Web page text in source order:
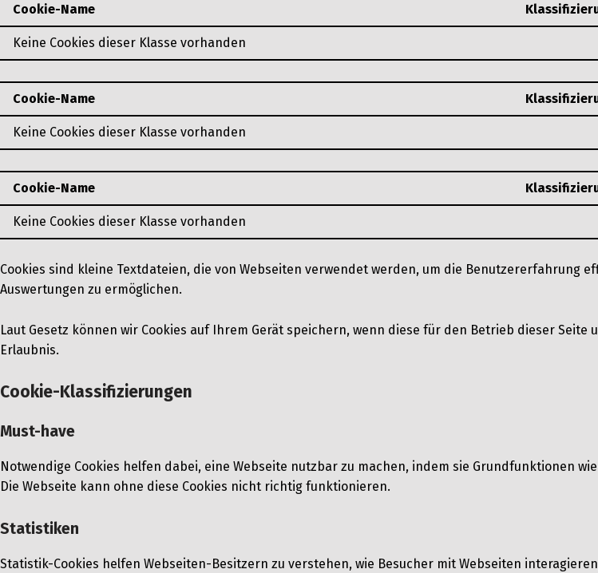
Cookie-Name
Keine Cookies dieser Klasse vorhanden
Cookie-Name
Keine Cookies dieser Klasse vorhanden
Cookie-Name
Keine Cookies dieser Klasse vorhanden
Cookies sind kleine Textdateien, die von Webseiten verwendet werden, um die
Auswertungen zu ermöglichen.
Laut Gesetz können wir Cookies auf Ihrem Gerät speichern, wenn diese für den Betrieb dieser
Erlaubnis.
Cookie-Klassifizierungen
Must-have
Notwendige Cookies helfen dabei, eine Webseite nutzbar zu machen, indem sie Grundfunktionen
Die Webseite kann ohne diese Cookies nicht richtig funktionieren.
Statistiken
Statistik-Cookies helfen Webseiten-Besitzern zu verstehen, wie Besucher mit Webseiten